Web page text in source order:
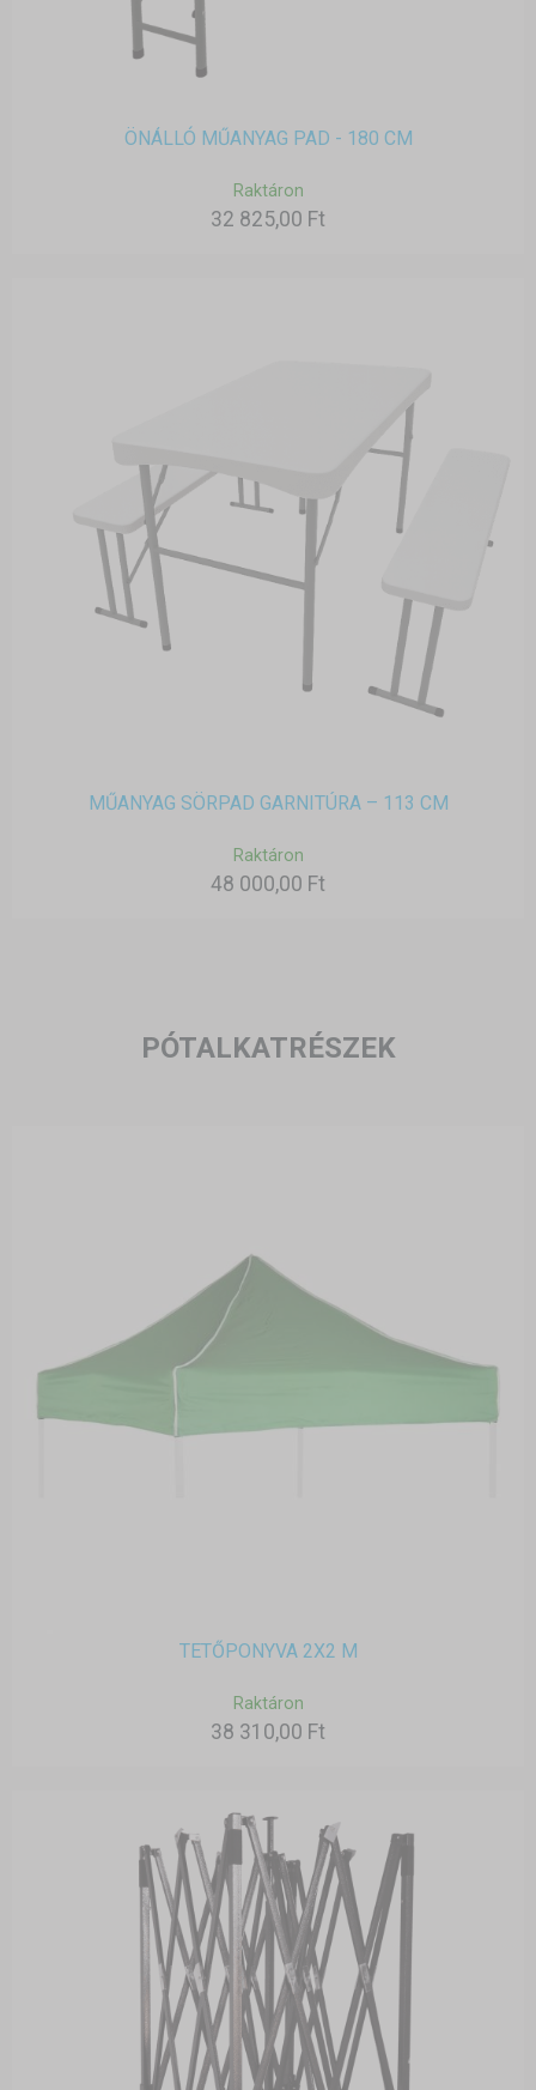
ÖNÁLLÓ MŰANYAG PAD - 180 CM
Raktáron
32 825,00 Ft
MŰANYAG SÖRPAD GARNITÚRA – 113 CM
Raktáron
48 000,00 Ft
PÓTALKATRÉSZEK
TETŐPONYVA 2X2 M
Raktáron
38 310,00 Ft